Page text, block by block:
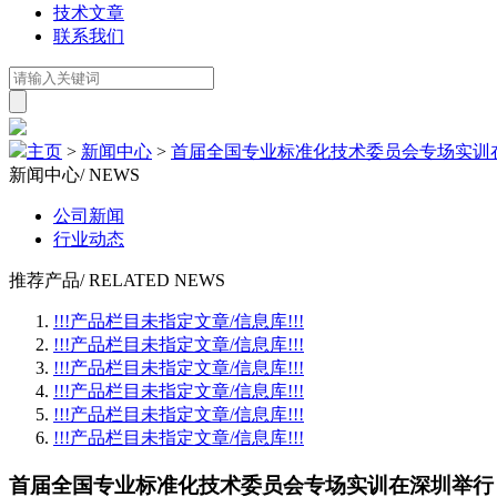
技术文章
联系我们
主页 > 新闻中心 > 首届全国专业标准化技术委员会专场实训
新闻中心/ NEWS
公司新闻
行业动态
推荐产品/ RELATED NEWS
!!!产品栏目未指定文章/信息库!!!
!!!产品栏目未指定文章/信息库!!!
!!!产品栏目未指定文章/信息库!!!
!!!产品栏目未指定文章/信息库!!!
!!!产品栏目未指定文章/信息库!!!
!!!产品栏目未指定文章/信息库!!!
首届全国专业标准化技术委员会专场实训在深圳举行